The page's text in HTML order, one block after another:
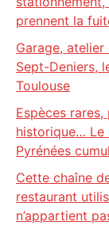
prennent la
Garage,
Sept-Deniers,
Toulouse
Espèces
historique… Le
Pyrénées
Cette chaîne
restaurant
n’appartient